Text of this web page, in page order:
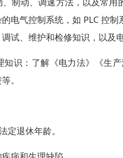
电气控制系统，如 PLC 控
试、维护和检修知识，以及
知识：了解《电力法》《生
。
定退休年龄。